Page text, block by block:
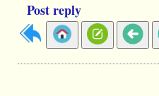
Post reply